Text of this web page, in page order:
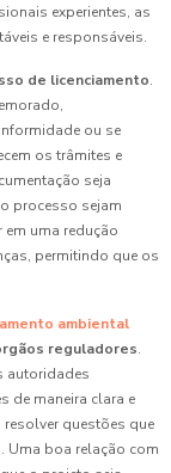
experientes, as
e responsáveis.
de licenciamento.
ou se
os trâmites e
seja
processo sejam
uma redução
permitindo que os
ambiental
reguladores.
autoridades
de maneira clara e
questões que
Uma boa relação com